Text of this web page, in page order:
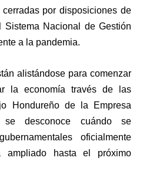
por disposiciones de
Sistema Nacional de Gestión
a la pandemia.
alistándose para comenzar
la economía través de las
Hondureño de la Empresa
se desconoce cuándo se
oficialmente
hasta el próximo